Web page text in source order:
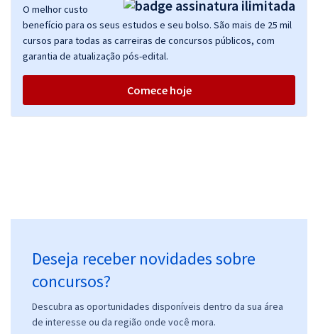
O melhor custo
benefício para os seus estudos e seu bolso. São mais de 25 mil
cursos para todas as carreiras de concursos públicos, com
garantia de atualização pós-edital.
Comece hoje
Deseja receber novidades sobre
concursos?
Descubra as oportunidades disponíveis dentro da sua área
de interesse ou da região onde você mora.